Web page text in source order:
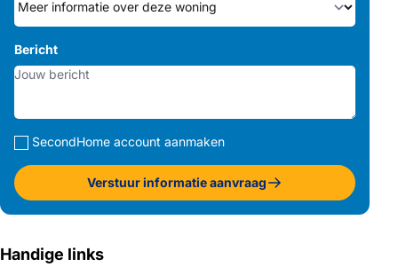
Bericht
SecondHome account aanmaken
Verstuur informatie aanvraag
Handige links